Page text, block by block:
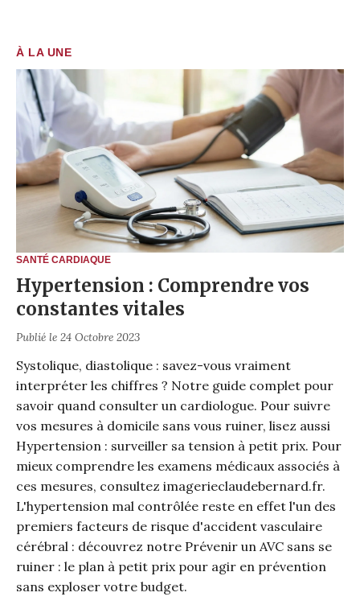
À LA UNE
SANTÉ CARDIAQUE
Hypertension : Comprendre vos
constantes vitales
Publié le 24 Octobre 2023
Systolique, diastolique : savez-vous vraiment
interpréter les chiffres ? Notre guide complet pour
savoir quand consulter un cardiologue. Pour suivre
vos mesures à domicile sans vous ruiner, lisez aussi
Hypertension : surveiller sa tension à petit prix. Pour
mieux comprendre les examens médicaux associés à
ces mesures, consultez imagerieclaudebernard.fr.
L'hypertension mal contrôlée reste en effet l'un des
premiers facteurs de risque d'accident vasculaire
cérébral : découvrez notre Prévenir un AVC sans se
ruiner : le plan à petit prix pour agir en prévention
sans exploser votre budget.